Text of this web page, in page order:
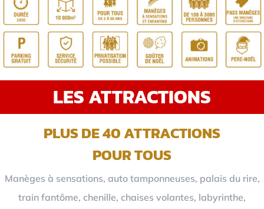
LES ATTRACTIONS
PLUS DE 40 ATTRACTIONS
POUR TOUS
Manèges à sensations, auto tamponneuses, palais du rire,
train fantôme, chenille, chaises volantes, labyrinthe,